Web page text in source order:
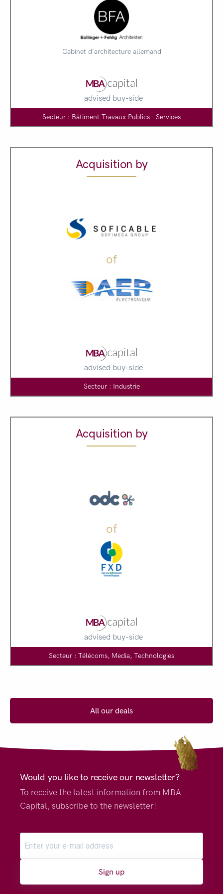
Cabinet d'architecture allemand
advised buy-side
Secteur : Bâtiment Travaux Publics - Services
Acquisition by
of
advised buy-side
Secteur : Industrie
Acquisition by
of
advised buy-side
Secteur : Télécoms, Media, Technologies
All our deals
Would you like to receive our newsletter?
To receive the latest information from MBA
Capital, subscribe to the newsletter!
Sign up